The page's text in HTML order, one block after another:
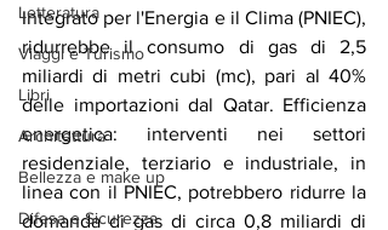
Letteratura
Viaggi e Turismo
Libri
Architettura
Bellezza e make up
Difesa e Sicurezza
Integrato per l'Energia e il Clima (PNIEC),
ridurrebbe il consumo di gas di 2,5
miliardi di metri cubi (mc), pari al 40%
delle importazioni dal Qatar. Efficienza
energetica: interventi nei settori
residenziale, terziario e industriale, in
linea con il PNIEC, potrebbero ridurre la
domanda di gas di circa 0,8 miliardi di